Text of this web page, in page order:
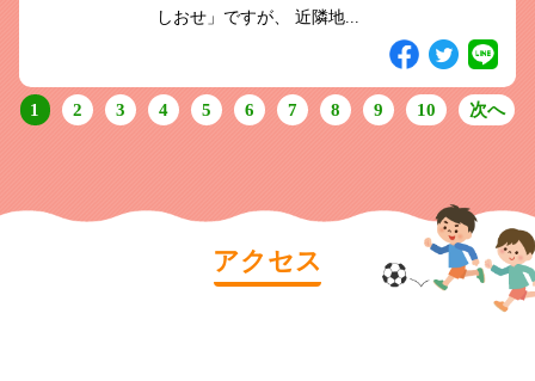
しおせ」ですが、 近隣地...
1 2 3 4 5 6 7 8 9 10 次へ
アクセス